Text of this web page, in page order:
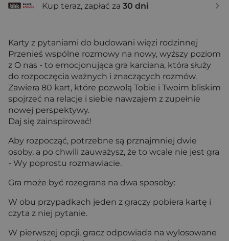
Kup teraz, zapłać za 30 dni
Karty z pytaniami do budowani więzi rodzinnej
Przenieś wspólne rozmowy na nowy, wyższy poziom
z O nas - to emocjonująca gra karciana, która służy
do rozpoczęcia ważnych i znaczących rozmów.
Zawiera 80 kart, które pozwolą Tobie i Twoim bliskim
spojrzeć na relacje i siebie nawzajem z zupełnie
nowej perspektywy.
Daj się zainspirować!
Aby rozpocząć, potrzebne są prznajmniej dwie
osoby, a po chwili zauważysz, że to wcale nie jest gra
- Wy poprostu rozmawiacie.
Gra może być rozegrana na dwa sposoby:
W obu przypadkach jeden z graczy pobiera kartę i
czyta z niej pytanie.
W pierwszej opcji, gracz odpowiada na wylosowane